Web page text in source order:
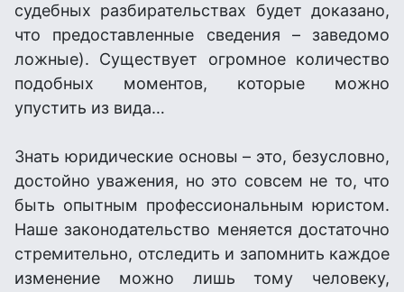
судебных разбирательствах будет доказано,
что предоставленные сведения – заведомо
ложные). Существует огромное количество
подобных моментов, которые можно
упустить из вида…
Знать юридические основы – это, безусловно,
достойно уважения, но это совсем не то, что
быть опытным профессиональным юристом.
Наше законодательство меняется достаточно
стремительно, отследить и запомнить каждое
изменение можно лишь тому человеку,